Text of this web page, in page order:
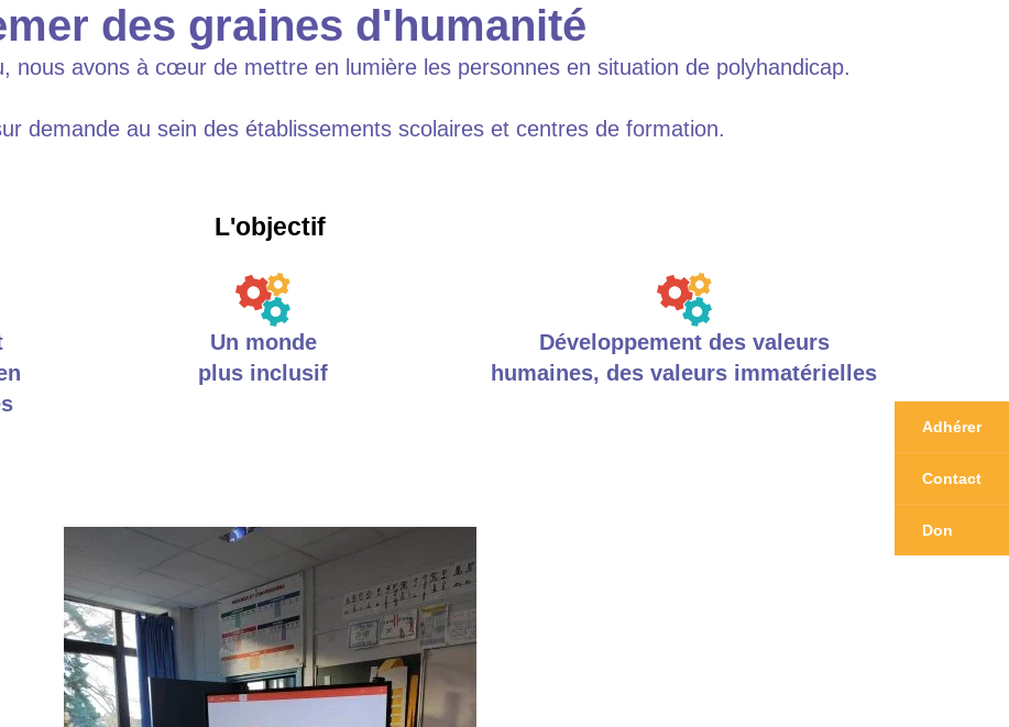
des graines d'humanité
nous avons à cœur de mettre en lumière les personnes en situation de polyhandicap.
demande au sein des établissements scolaires et centres de formation.
L'objectif
Un monde
plus inclusif
Développement des valeurs
humaines, des valeurs immatérielles
Adhérer
Contact
Don